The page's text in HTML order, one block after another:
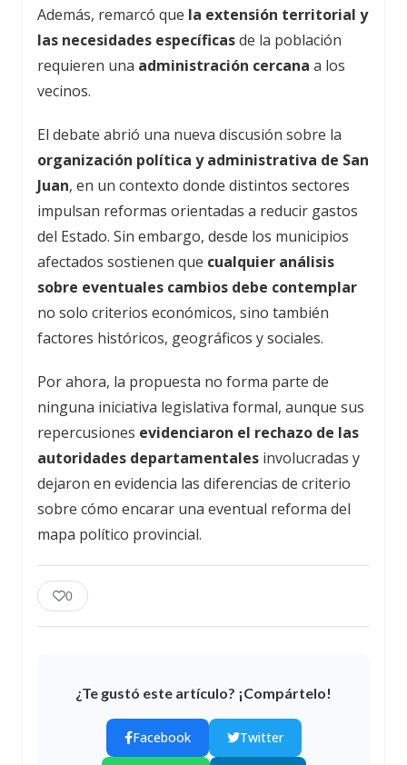
Además, remarcó que la extensión territorial y
las necesidades específicasde la población
requieren una administración cercana a los
vecinos.
El debate abrió una nueva discusión sobre la
organización política y administrativa de San
Juan, en un contexto donde distintos sectores
impulsan reformas orientadas a reducir gastos
del Estado. Sin embargo, desde los municipios
afectados sostienen que cualquier análisis
sobre eventuales cambios debe contemplar
no solo criterios económicos, sino también
factores históricos, geográficos y sociales.
Por ahora, la propuesta no forma parte de
ninguna iniciativa legislativa formal, aunque sus
repercusiones evidenciaron el rechazo de las
autoridades departamentales involucradas y
dejaron en evidencia las diferencias de criterio
sobre cómo encarar una eventual reforma del
mapa político provincial.
0
¿Te gustó este artículo? ¡Compártelo!
Facebook Twitter